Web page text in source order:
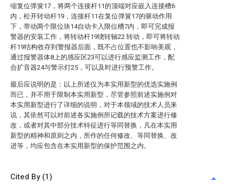
缩复位弹簧17，将两个连接杆11的顶端对应嵌入连接槽6
内，松开转动杆19，连接杆11在复位弹簧17的驱动作用
下，带动两个限位块14自动卡入限位槽7内，即可完成报
警器的安装工作，将转动杆19绕转轴22 转动，即可将转动
杆19结构收存到警报器后面，既不占位置也不影响美观，
通过报警器体8上的感应区23可以进行感应监测工作，配
合扩音器24与警示灯25，可以及时进行预警工作。
最后应说明的是：以上所述仅为本实用新型的优选实施例
而已，并不用于限制本实用新型，尽管参照前述实施例对
本实用新型进行了详细的说明，对于本领域的技术人员来
说，其依然可以对前述各实施例所记载的技术方案进行修
改，或者对其中部分技术特征进行等同替换，凡在本实用
新型的精神和原则之内，所作的任何修改、等同替换、改
进等，均应包含在本实用新型的保护范围之内。
Cited By (1)